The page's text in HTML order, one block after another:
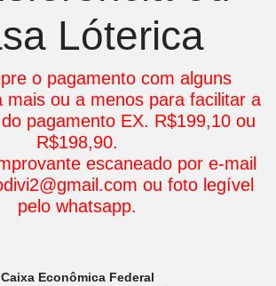
Lóterica
o pagamento com alguns
mais ou a menos para facilitar a
pagamento EX. R$199,10 ou
R$198,90.
escaneado por e-mail
ou foto legível
pelo whatsapp.
Caixa Econômica Federal